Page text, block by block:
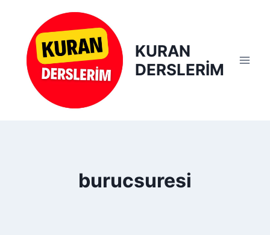
content
KURAN
DERSLERİM
burucsuresi